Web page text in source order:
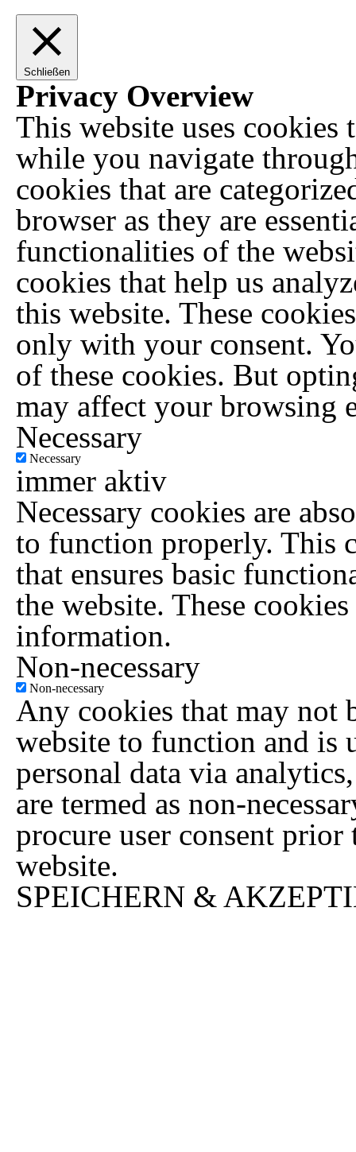
Schließen
Privacy Overview
This website uses
while you navigate
cookies that are
browser as they are
functionalities of the
cookies that help us
this website. These
only with your consent.
of these cookies. But
may affect your browsing
Necessary
Necessary
immer aktiv
Necessary cookies are
to function properly. This
that ensures basic
the website. These
information.
Non-necessary
Non-necessary
Any cookies that may not
website to function and is
personal data via
are termed as non-
procure user consent
website.
SPEICHERN &